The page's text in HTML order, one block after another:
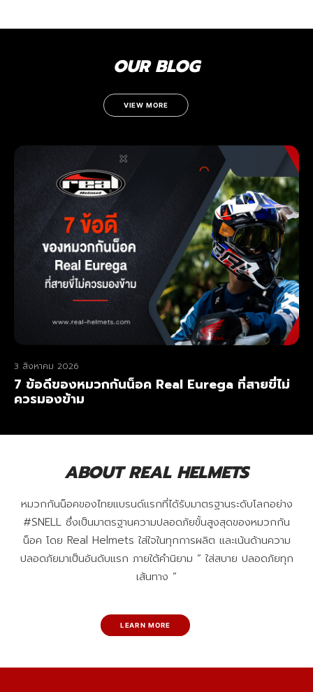
OUR BLOG
VIEW MORE
3 สิงหาคม 2026
7 ข้อดีของหมวกกันน็อค Real Eurega ที่สายขี่ไม่
ควรมองข้าม
ABOUT REAL HELMETS
หมวกกันน็อคของไทยแบรนด์แรกที่ได้รับมาตรฐานระดับโลกอย่าง
#SNELL ซึ่งเป็นมาตรฐานความปลอดภัยขั้นสูงสุดของหมวกกัน
น็อค โดย Real Helmets ใส่ใจในทุกการผลิต และเน้นด้านความ
ปลอดภัยมาเป็นอันดับแรก ภายใต้คำนิยาม “ ใส่สบาย ปลอดภัยทุก
เส้นทาง ”
LEARN MORE